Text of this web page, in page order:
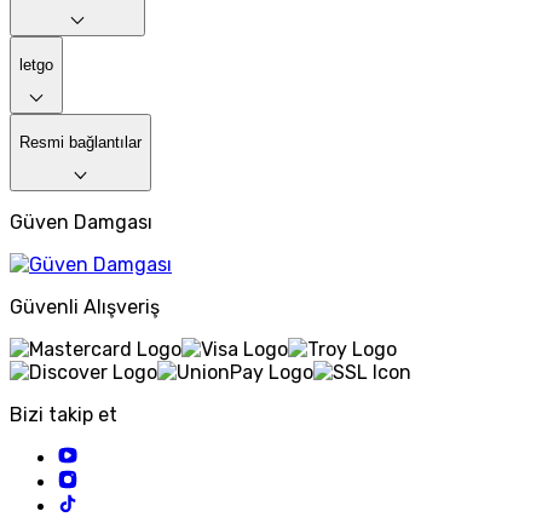
letgo
Resmi bağlantılar
Güven Damgası
Güvenli Alışveriş
Bizi takip et